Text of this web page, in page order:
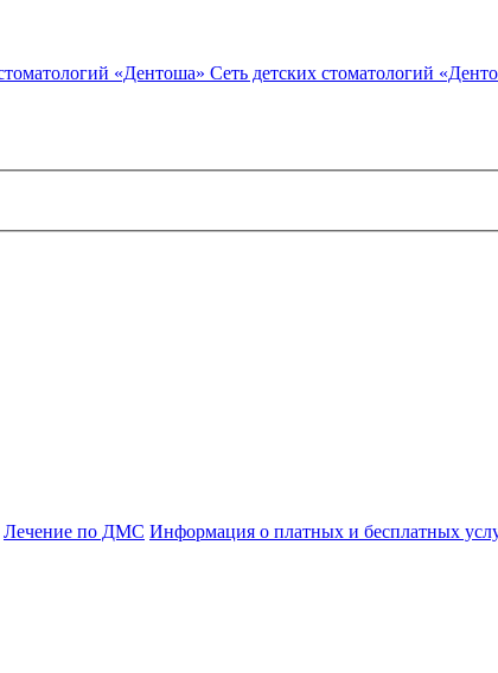
Сеть детских стоматологий
Лечение по ДМС Информация о платных и бесплатных